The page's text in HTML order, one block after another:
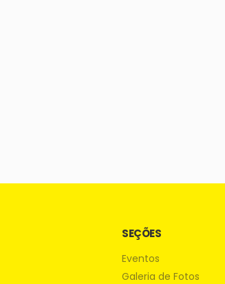
SEÇÕES
Eventos
Galeria de Fotos